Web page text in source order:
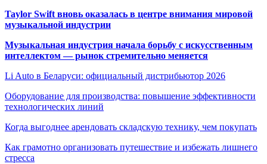
Taylor Swift вновь оказалась в центре внимания мировой
музыкальной индустрии
Музыкальная индустрия начала борьбу с искусственным
интеллектом — рынок стремительно меняется
Li Auto в Беларуси: официальный дистрибьютор 2026
Оборудование для производства: повышение эффективности
технологических линий
Когда выгоднее арендовать складскую технику, чем покупать
Как грамотно организовать путешествие и избежать лишнего
стресса